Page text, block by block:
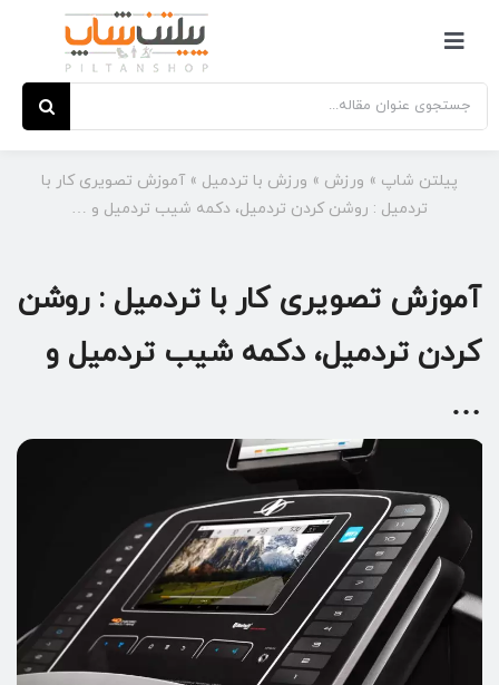
کنترلر
صفحه‌بندی
جستجو
برای:
پیلتن شاپ » ورزش » ورزش با تردمیل »آموزش تصویری کار با
تردمیل : روشن کردن تردمیل، دکمه شیب تردمیل و …
آموزش تصویری کار با تردمیل : روشن
کردن تردمیل، دکمه شیب تردمیل و
…